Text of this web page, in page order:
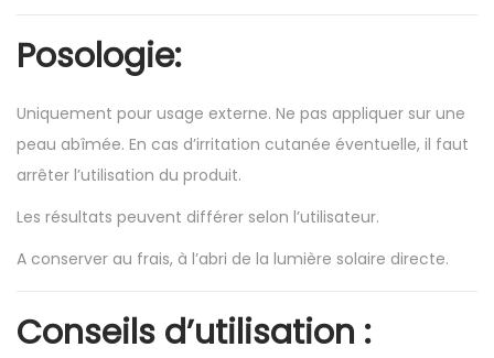
Posologie:
Uniquement pour usage externe. Ne pas appliquer sur une
peau abîmée. En cas d’irritation cutanée éventuelle, il faut
arrêter l’utilisation du produit.
Les résultats peuvent différer selon l’utilisateur.
A conserver au frais, à l’abri de la lumière solaire directe.
Conseils d’utilisation :